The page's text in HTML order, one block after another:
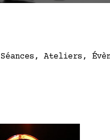
Séances, Ateliers,